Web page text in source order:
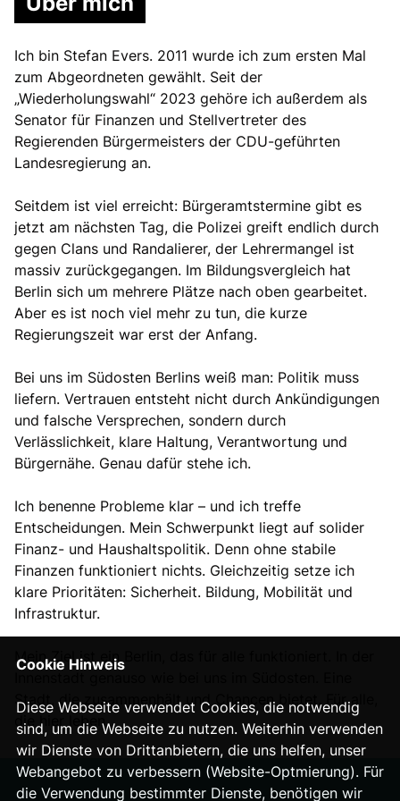
Ich bin Stefan Evers. 2011 wurde ich zum ersten Mal
zum Abgeordneten gewählt. Seit der
Wiederholungswahl“ 2023 gehöre ich außerdem als
Senator für Finanzen und Stellvertreter des
Regierenden Bürgermeisters der CDU-geführten
Landesregierung an.
Seitdem ist viel erreicht: Bürgeramtstermine gibt es
jetzt am nächsten Tag, die Polizei greift endlich durch
gegen Clans und Randalierer, der Lehrermangel ist
massiv zurückgegangen. Im Bildungsvergleich hat
Berlin sich um mehrere Plätze nach oben gearbeitet.
Aber es ist noch viel mehr zu tun, die kurze
Regierungszeit war erst der Anfang.
Bei uns im Südosten Berlins weiß man: Politik muss
liefern. Vertrauen entsteht nicht durch Ankündigungen
und falsche Versprechen, sondern durch
Verlässlichkeit, klare Haltung, Verantwortung und
Bürgernähe. Genau dafür stehe ich.
Ich benenne Probleme klar – und ich treffe
Entscheidungen. Mein Schwerpunkt liegt auf solider
Finanz- und Haushaltspolitik. Denn ohne stabile
Finanzen funktioniert nichts. Gleichzeitig setze ich
klare Prioritäten: Sicherheit. Bildung, Mobilität und
Infrastruktur.
Mein Ziel ist ein Berlin, das für alle funktioniert. In der
Stadt, die zusammenhält und Chancen bietet. Für alle,
die hier leben.
Cookie Hinweis
Diese Webseite verwendet Cookies, die notwendig
sind, um die Webseite zu nutzen. Weiterhin verwenden
wir Dienste von Drittanbietern, die uns helfen, unser
Webangebot zu verbessern (Website-Optmierung). Für
die Verwendung bestimmter Dienste, benötigen wir